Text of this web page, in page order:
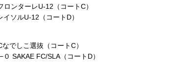
ンターレU‑12（コートC）
ソルU‑12（コートD）
でしこ選抜（コートC）
SAKAE FC/SLA（コートD）